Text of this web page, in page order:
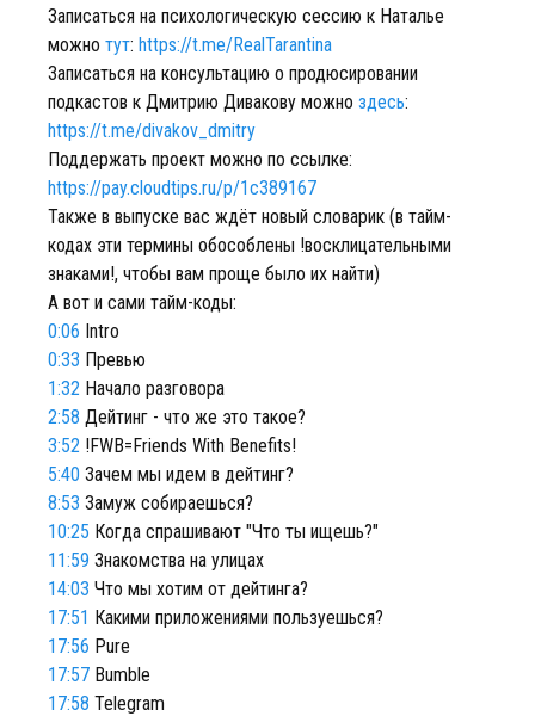
Записаться на психологическую сессию к Наталье
можно тут: https://t.me/RealTarantina
Записаться на консультацию о продюсировании
подкастов к Дмитрию Дивакову можно здесь:
https://t.me/divakov_dmitry
Поддержать проект можно по ссылке:
https://pay.cloudtips.ru/p/1c389167
Также в выпуске вас ждёт новый словарик (в тайм-
кодах эти термины обособлены !восклицательными
знаками!, чтобы вам проще было их найти)
А вот и сами тайм-коды:
0:06 Intro
0:33 Превью
1:32 Начало разговора
2:58 Дейтинг - что же это такое?
3:52 !FWB=Friends With Benefits!
5:40 Зачем мы идем в дейтинг?
8:53 Замуж собираешься?
10:25 Когда спрашивают "Что ты ищешь?"
11:59 Знакомства на улицах
14:03 Что мы хотим от дейтинга?
17:51 Какими приложениями пользуешься?
17:56 Pure
17:57 Bumble
17:58 Telegram